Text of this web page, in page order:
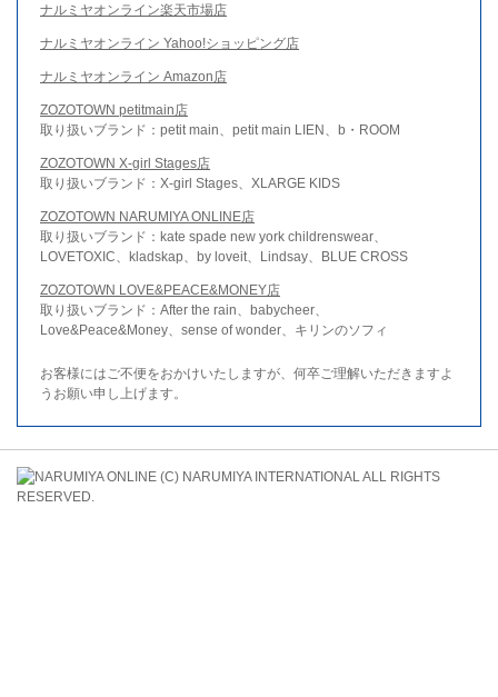
ナルミヤオンライン楽天市場店
ナルミヤオンライン Yahoo!ショッピング店
ナルミヤオンライン Amazon店
ZOZOTOWN petitmain店
取り扱いブランド：petit main、petit main LIEN、b・ROOM
ZOZOTOWN X-girl Stages店
取り扱いブランド：X-girl Stages、XLARGE KIDS
ZOZOTOWN NARUMIYA ONLINE店
取り扱いブランド：kate spade new york childrenswear、
LOVETOXIC、kladskap、by loveit、Lindsay、BLUE CROSS
ZOZOTOWN LOVE&PEACE&MONEY店
取り扱いブランド：After the rain、babycheer、
Love&Peace&Money、sense of wonder、キリンのソフィ
お客様にはご不便をおかけいたしますが、何卒ご理解いただきますよ
うお願い申し上げます。